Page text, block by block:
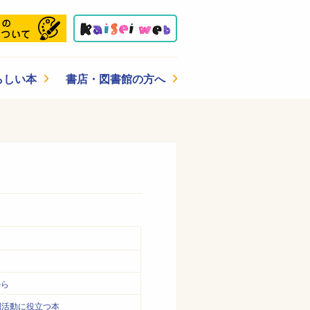
しい本 書店・図書館の方へ
動に役立つ本